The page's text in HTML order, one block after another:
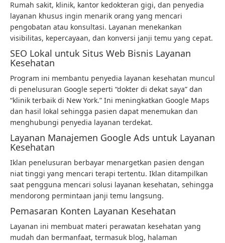
Rumah sakit, klinik, kantor kedokteran gigi, dan penyedia
layanan khusus ingin menarik orang yang mencari
pengobatan atau konsultasi. Layanan menekankan
visibilitas, kepercayaan, dan konversi janji temu yang cepat.
SEO Lokal untuk Situs Web Bisnis Layanan
Kesehatan
Program ini membantu penyedia layanan kesehatan muncul
di penelusuran Google seperti “dokter di dekat saya” dan
“klinik terbaik di New York.” Ini meningkatkan Google Maps
dan hasil lokal sehingga pasien dapat menemukan dan
menghubungi penyedia layanan terdekat.
Layanan Manajemen Google Ads untuk Layanan
Kesehatan
Iklan penelusuran berbayar menargetkan pasien dengan
niat tinggi yang mencari terapi tertentu. Iklan ditampilkan
saat pengguna mencari solusi layanan kesehatan, sehingga
mendorong permintaan janji temu langsung.
Pemasaran Konten Layanan Kesehatan
Layanan ini membuat materi perawatan kesehatan yang
mudah dan bermanfaat, termasuk blog, halaman